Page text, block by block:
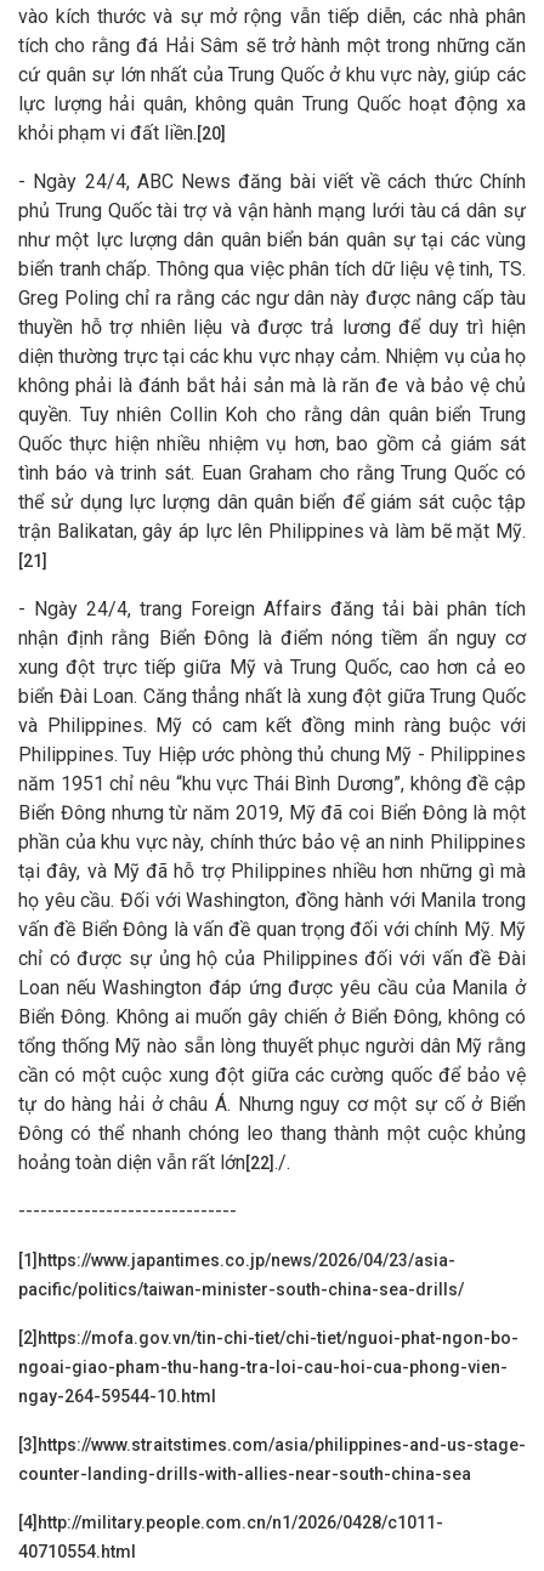
vào kích thước và sự mở rộng vẫn tiếp diễn, các nhà phân
tích cho rằng đá Hải Sâm sẽ trở hành một trong những căn
cứ quân sự lớn nhất của Trung Quốc ở khu vực này, giúp các
lực lượng hải quân, không quân Trung Quốc hoạt động xa
khỏi phạm vi đất liền.[20]
- Ngày 24/4, ABC News đăng bài viết về cách thức Chính
phủ Trung Quốc tài trợ và vận hành mạng lưới tàu cá dân sự
như một lực lượng dân quân biển bán quân sự tại các vùng
biển tranh chấp. Thông qua việc phân tích dữ liệu vệ tinh, TS.
Greg Poling chỉ ra rằng các ngư dân này được nâng cấp tàu
thuyền hỗ trợ nhiên liệu và được trả lương để duy trì hiện
diện thường trực tại các khu vực nhạy cảm. Nhiệm vụ của họ
không phải là đánh bắt hải sản mà là răn đe và bảo vệ chủ
quyền. Tuy nhiên Collin Koh cho rằng dân quân biển Trung
Quốc thực hiện nhiều nhiệm vụ hơn, bao gồm cả giám sát
tình báo và trinh sát. Euan Graham cho rằng Trung Quốc có
thể sử dụng lực lượng dân quân biển để giám sát cuộc tập
trận Balikatan, gây áp lực lên Philippines và làm bẽ mặt Mỹ.
[21]
- Ngày 24/4, trang Foreign Affairs đăng tải bài phân tích
nhận định rằng Biển Đông là điểm nóng tiềm ẩn nguy cơ
xung đột trực tiếp giữa Mỹ và Trung Quốc, cao hơn cả eo
biển Đài Loan. Căng thẳng nhất là xung đột giữa Trung Quốc
và Philippines. Mỹ có cam kết đồng minh ràng buộc với
Philippines. Tuy Hiệp ước phòng thủ chung Mỹ - Philippines
năm 1951 chỉ nêu “khu vực Thái Bình Dương”, không đề cập
Biển Đông nhưng từ năm 2019, Mỹ đã coi Biển Đông là một
phần của khu vực này, chính thức bảo vệ an ninh Philippines
tại đây, và Mỹ đã hỗ trợ Philippines nhiều hơn những gì mà
họ yêu cầu. Đối với Washington, đồng hành với Manila trong
vấn đề Biển Đông là vấn đề quan trọng đối với chính Mỹ. Mỹ
chỉ có được sự ủng hộ của Philippines đối với vấn đề Đài
Loan nếu Washington đáp ứng được yêu cầu của Manila ở
Biển Đông. Không ai muốn gây chiến ở Biển Đông, không có
tổng thống Mỹ nào sẵn lòng thuyết phục người dân Mỹ rằng
cần có một cuộc xung đột giữa các cường quốc để bảo vệ
tự do hàng hải ở châu Á. Nhưng nguy cơ một sự cố ở Biển
Đông có thể nhanh chóng leo thang thành một cuộc khủng
hoảng toàn diện vẫn rất lớn[22] ./.
------------------------------
[1] https://www.japantimes.co.jp/news/2026/04/23/asia-
pacific/politics/taiwan-minister-south-china-sea-drills/
[2] https://mofa.gov.vn/tin-chi-tiet/chi-tiet/nguoi-phat-ngon-bo-
ngoai-giao-pham-thu-hang-tra-loi-cau-hoi-cua-phong-vien-
ngay-264-59544-10.html
[3] https://www.straitstimes.com/asia/philippines-and-us-stage-
counter-landing-drills-with-allies-near-south-china-sea
[4] http://military.people.com.cn/n1/2026/0428/c1011-
40710554.html